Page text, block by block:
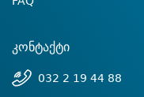
კონტაქტი
032 2 19 44 88